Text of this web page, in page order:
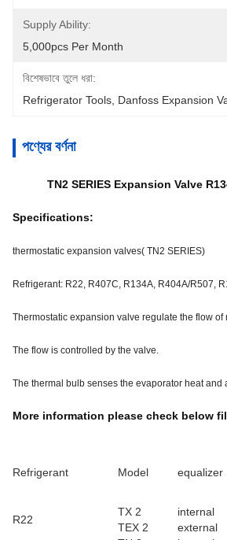
Supply Ability:
5,000pcs Per Month
বিশেষভাবে তুলে ধরা:
Refrigerator Tools Danfoss Expansion
পণ্যের বর্ণনা
TN2 SERIES Expansion Valve
Specifications:
thermostatic expansion valves( TN2 SERIES)
Refrigerant: R22, R407C, R134A, R404A/R507,
Thermostatic expansion valve regulate the flow
The flow is controlled by the valve.
The thermal bulb senses the evaporator heat
More information please check below
Refrigerant Model equalizer
R22
TX 2 internal
TEX 2
external